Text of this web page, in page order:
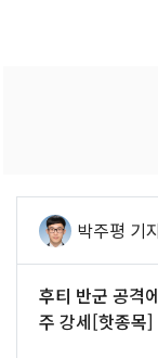
박주평 기
후티 반군 공격
주 강세[핫종목]